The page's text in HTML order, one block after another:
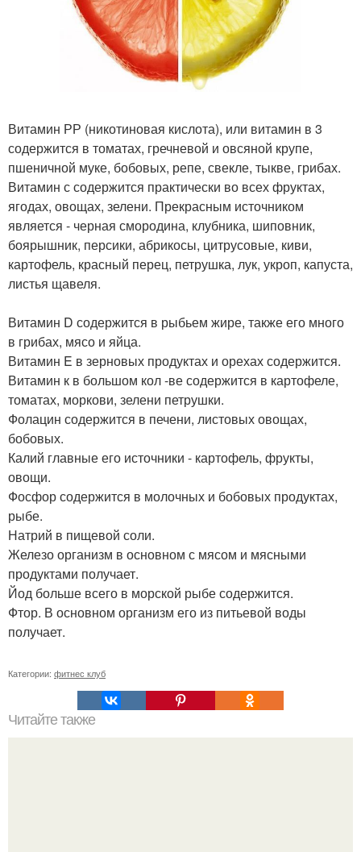
Витамин РР (никотиновая кислота), или витамин в 3
содержится в томатах, гречневой и овсяной крупе,
пшеничной муке, бобовых, репе, свекле, тыкве, грибах.
Витамин с содержится практически во всех фруктах,
ягодах, овощах, зелени. Прекрасным источником
является - черная смородина, клубника, шиповник,
боярышник, персики, абрикосы, цитрусовые, киви,
картофель, красный перец, петрушка, лук, укроп, капуста,
листья щавеля.
Витамин D содержится в рыбьем жире, также его много
в грибах, мясо и яйца.
Витамин E в зерновых продуктах и орехах содержится.
Витамин к в большом кол -ве содержится в картофеле,
томатах, моркови, зелени петрушки.
Фолацин содержится в печени, листовых овощах,
бобовых.
Калий главные его источники - картофель, фрукты,
овощи.
Фосфор содержится в молочных и бобовых продуктах,
рыбе.
Натрий в пищевой соли.
Железо организм в основном с мясом и мясными
продуктами получает.
Йод больше всего в морской рыбе содержится.
Фтор. В основном организм его из питьевой воды
получает.
Категории: фитнес клуб
Читайте также